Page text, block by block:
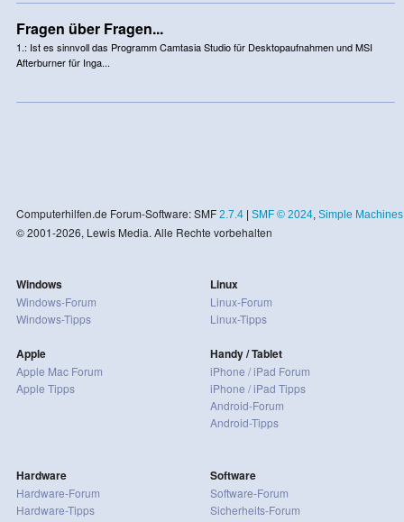
Fragen über Fragen...
1.: Ist es sinnvoll das Programm Camtasia Studio für Desktopaufnahmen und MSI
Afterburner für Inga...
Computerhilfen.de Forum-Software: SMF 2.7.4| SMF © 2024, Simple Machines
© 2001-2026, Lewis Media. Alle Rechte vorbehalten
Windows
Windows-Forum
Windows-Tipps
Apple
Apple Mac Forum
Apple Tipps
Linux
Linux-Forum
Linux-Tipps
Handy / Tablet
iPhone / iPad Forum
iPhone / iPad Tipps
Android-Forum
Android-Tipps
Hardware
Hardware-Forum
Hardware-Tipps
Software
Software-Forum
Sicherheits-Forum